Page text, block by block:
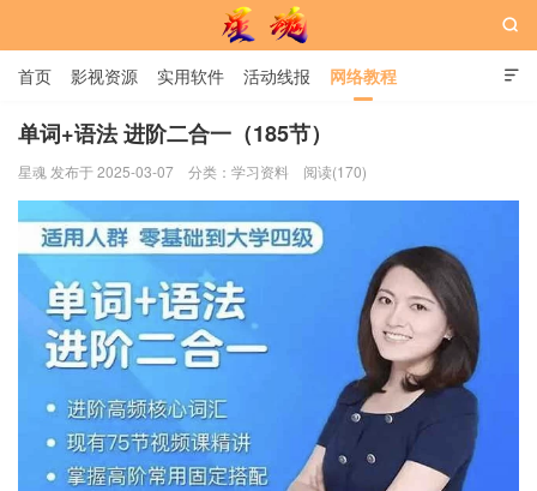
星魂网

首页 影视资源 实用软件 活动线报 网络教程
用户中心 书籍 娱乐

单词+语法 进阶二合一（185节）
星魂 发布于 2025-03-07 分类： 学习资料 阅读(170)